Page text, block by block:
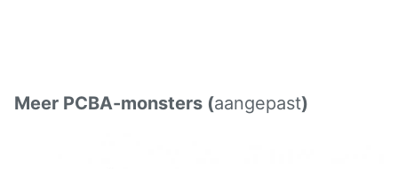
Meer PCBA-monsters (aangepast)